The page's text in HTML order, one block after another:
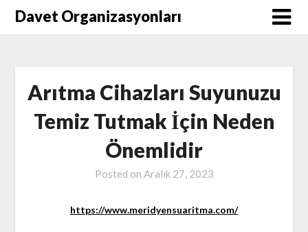
SkipDavet Organizasyonları
Arıtma Cihazları Suyunuzu
Temiz Tutmak İçin Neden
Önemlidir
Posted on Aralık 27, 2023
https://www.meridyensuaritma.com/